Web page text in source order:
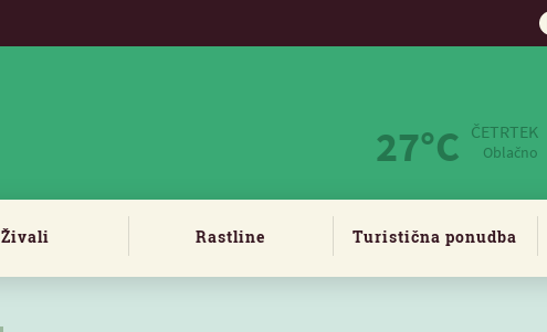
27°C ČETRTEK
Oblačno
Živali Rastline Turistična ponudba